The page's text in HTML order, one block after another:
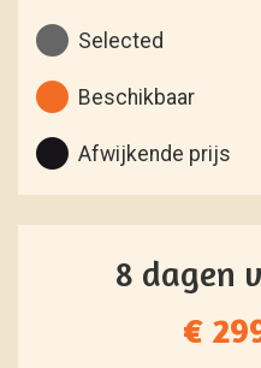
Selected
Beschikbaar
Afwijkende prijs
8 dagen
€